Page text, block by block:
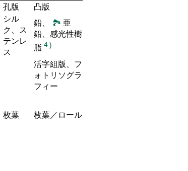
孔版
凸版
シル
ク、ス
テンレ
ス
鉛、 🏞 亜
鉛、感光性樹
脂 4)
活字組版、フ
ォトリソグラ
フィー
枚葉 枚葉／ロール